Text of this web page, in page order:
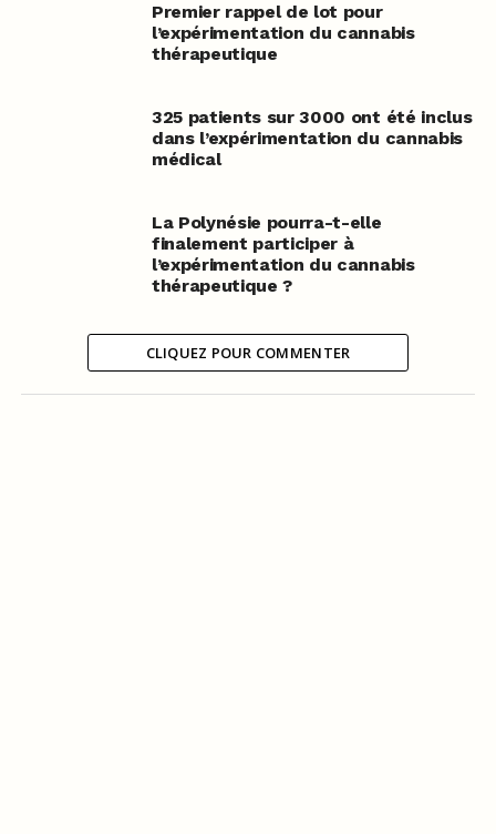
Premier rappel de lot pour
l’expérimentation du cannabis
thérapeutique
325 patients sur 3000 ont été inclus
dans l’expérimentation du cannabis
médical
La Polynésie pourra-t-elle
finalement participer à
l’expérimentation du cannabis
thérapeutique ?
CLIQUEZ POUR COMMENTER